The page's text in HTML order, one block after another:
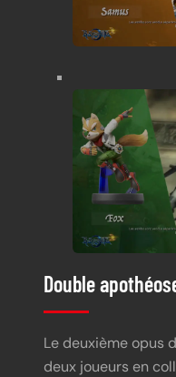
Double
Le deuxième opus
deux joueurs en